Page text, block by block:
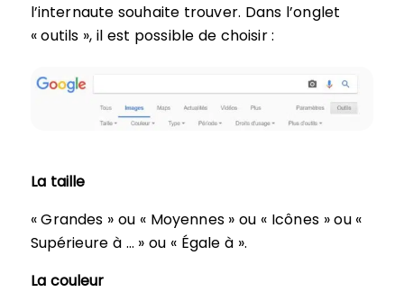
l’internaute souhaite trouver. Dans l’onglet
« outils », il est possible de choisir :
La taille
« Grandes » ou « Moyennes » ou « Icônes » ou «
Supérieure à … » ou « Égale à ».
La couleur